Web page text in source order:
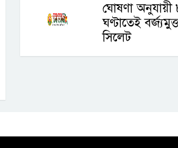
ঘোষণা অনুযায়ী
ঘণ্টাতেই
সিলেট